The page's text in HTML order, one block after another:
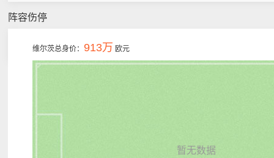
阵容伤停
维尔茨总身价： 913万 欧元
暂无数据